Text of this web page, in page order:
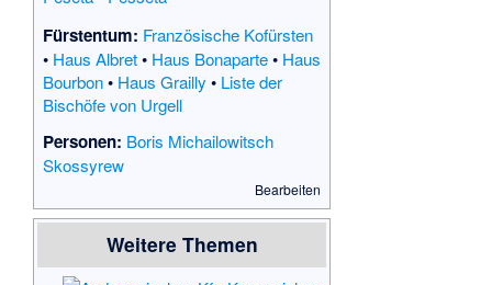
Fürstentum: Französische Kofürsten
• Haus Albret• Haus Bonaparte• Haus
Bourbon• Haus Grailly • Liste der
Bischöfe von Urgell
Personen: Boris Michailowitsch
Skossyrew
Bearbeiten
Weitere Themen